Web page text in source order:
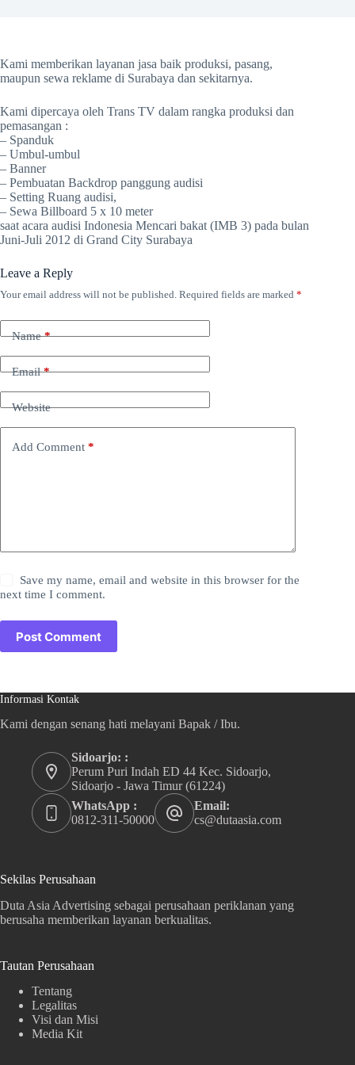
Kami memberikan layanan jasa baik produksi, pasang,
maupun sewa reklame di Surabaya dan sekitarnya.
Kami dipercaya oleh Trans TV dalam rangka produksi dan
pemasangan :
– Spanduk
– Umbul-umbul
– Banner
– Pembuatan Backdrop panggung audisi
– Setting Ruang audisi,
– Sewa Billboard 5 x 10 meter
saat acara audisi Indonesia Mencari bakat (IMB 3) pada bulan
Juni-Juli 2012 di Grand City Surabaya
Leave a Reply
Your email address will not be published. Required fields are marked *
Name*
Email*
Website
Add Comment *
Save my name, email and website in this browser for the
next time I comment.
Post Comment
Informasi Kontak
Kami dengan senang hati melayani Bapak / Ibu.
Sidoarjo: :
Perum Puri Indah ED 44 Kec. Sidoarjo,
Sidoarjo - Jawa Timur (61224)
WhatsApp :
0812-311-50000
Email:
cs@dutaasia.com
Sekilas Perusahaan
Duta Asia Advertising sebagai perusahaan periklanan yang
berusaha memberikan layanan berkualitas.
Tautan Perusahaan
Tentang
Legalitas
Visi dan Misi
Media Kit